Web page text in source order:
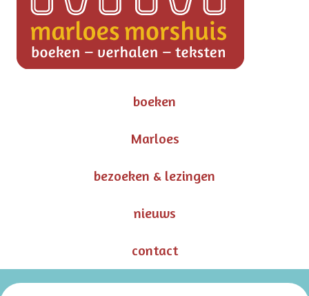
boeken
Marloes
bezoeken & lezingen
nieuws
contact